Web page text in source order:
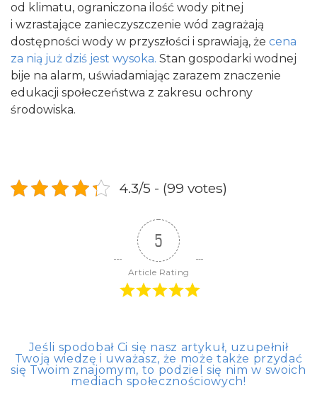
od klimatu, ograniczona ilość wody pitnej
i wzrastające zanieczyszczenie wód zagrażają
dostępności wody w przyszłości i sprawiają, że cena
za nią już dziś jest wysoka. Stan gospodarki wodnej
bije na alarm, uświadamiając zarazem znaczenie
edukacji społeczeństwa z zakresu ochrony
środowiska.
4.3/5 - (99 votes)
5
Article Rating
Jeśli spodobał Ci się nasz artykuł, uzupełnił
Twoją wiedzę i uważasz, że może także przydać
się Twoim znajomym, to podziel się nim w swoich
mediach społecznościowych!